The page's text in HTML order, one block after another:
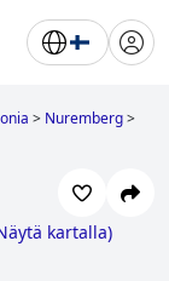
> Nuremberg>
kartalla)